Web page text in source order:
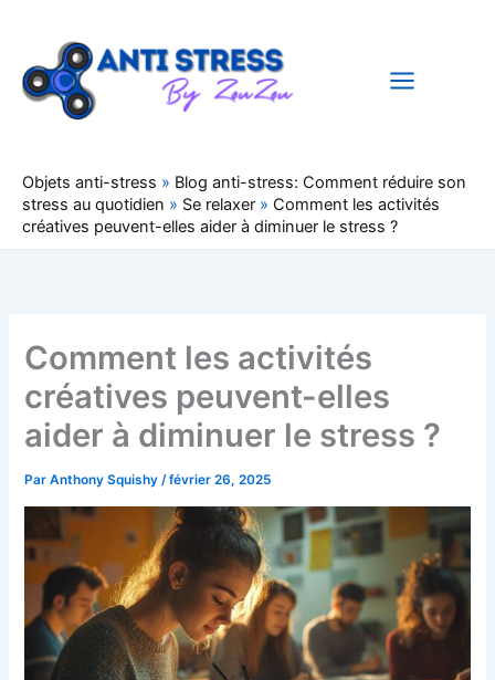
contenu
Objets anti-stress » Blog anti-stress: Comment réduire son
stress au quotidien » Se relaxer » Comment les activités
créatives peuvent-elles aider à diminuer le stress ?
Comment les activités
créatives peuvent-elles
aider à diminuer le stress ?
ParAnthony Squishy/février 26, 2025